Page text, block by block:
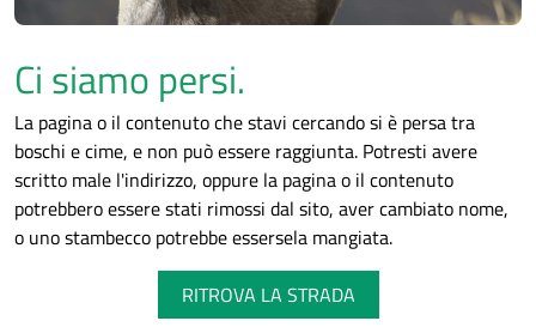
Ci siamo persi.
La pagina o il contenuto che stavi cercando si è persa tra
boschi e cime, e non può essere raggiunta. Potresti avere
scritto male l'indirizzo, oppure la pagina o il contenuto
potrebbero essere stati rimossi dal sito, aver cambiato nome,
o uno stambecco potrebbe essersela mangiata.
RITROVA LA STRADA